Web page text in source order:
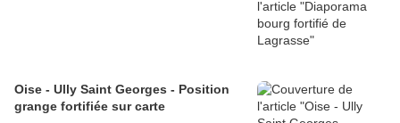
Oise - Ully Saint Georges - Position
grange fortifiée sur carte